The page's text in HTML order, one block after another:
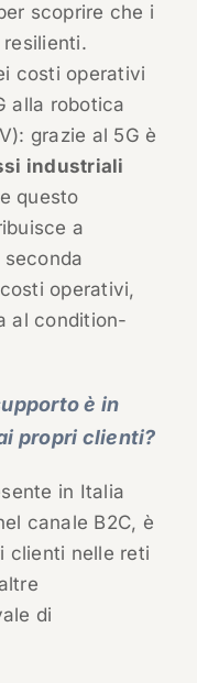
scoprire che i
costi operativi
alla robotica
grazie al 5G è
industriali
questo
a
operativi,
al condition-
è in
propri clienti?
in Italia
canale B2C, è
clienti nelle reti
di